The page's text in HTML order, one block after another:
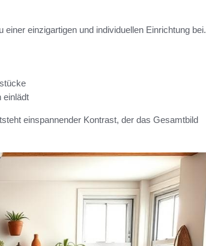
einer einzigartigen und individuellen Einrichtung bei.
einlädt
einspannender Kontrast, der das Gesamtbild